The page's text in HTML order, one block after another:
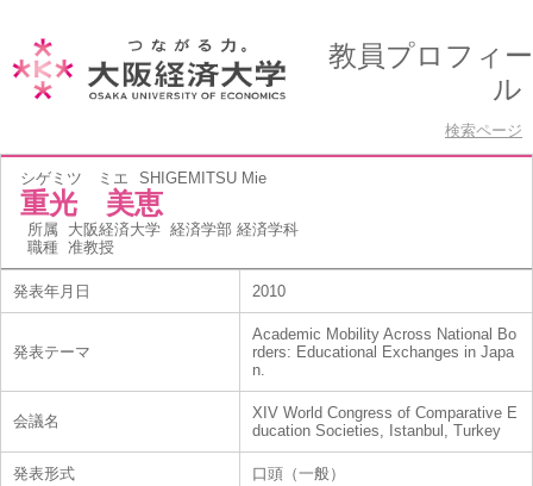
教員プロフィー
ル
検索ページ
シゲミツ ミエ SHIGEMITSU Mie
重光 美恵
所属 大阪経済大学 経済学部 経済学科
職種 准教授
発表年月日 2010
発表テーマ
Academic Mobility Across National Bo
rders: Educational Exchanges in Japa
n.
会議名
XIV World Congress of Comparative E
ducation Societies, Istanbul, Turkey
発表形式 口頭（一般）